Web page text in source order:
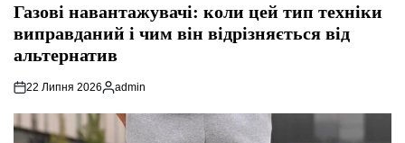
Газові навантажувачі: коли цей тип техніки
виправданий і чим він відрізняється від
альтернатив
22 Липня 2026
Опубліковано
admin